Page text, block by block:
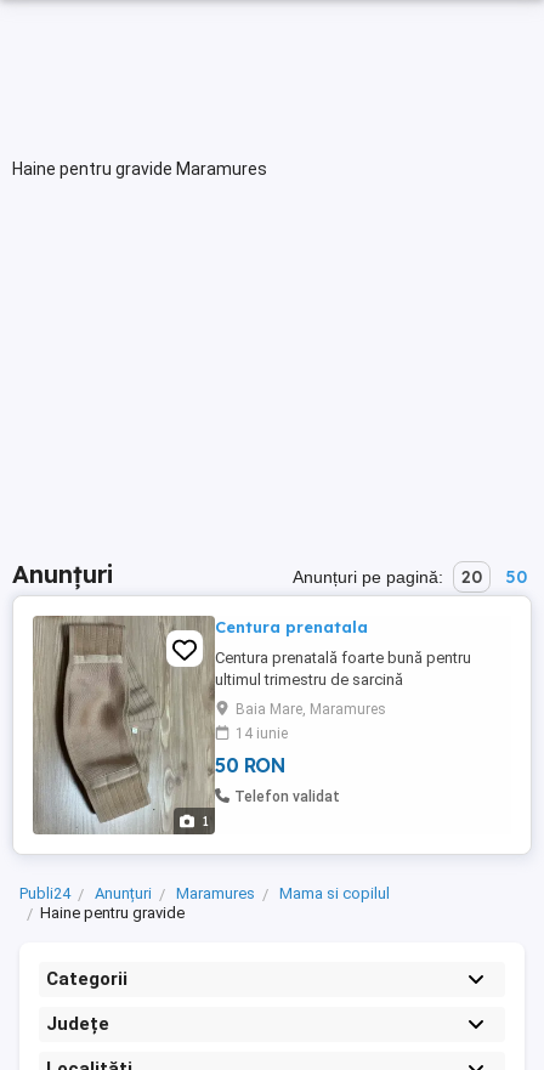
Haine pentru gravide Maramures
Anunțuri Anunțuri pe pagină: 20 50
1
Centura prenatala
Centura prenatală foarte bună pentru
ultimul trimestru de sarcină
Baia Mare, Maramures
14 iunie
50 RON
Telefon validat
Publi24 Anunțuri Maramures
Mama si copilul
Haine pentru gravide
Categorii
Județe